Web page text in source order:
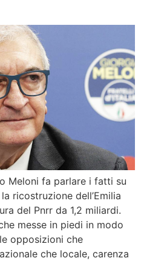
Meloni fa parlare i fatti su
ricostruzione dell’Emilia
del Pnrr da 1,2 miliardi.
messe in piedi in modo
opposizioni che
che locale, carenza